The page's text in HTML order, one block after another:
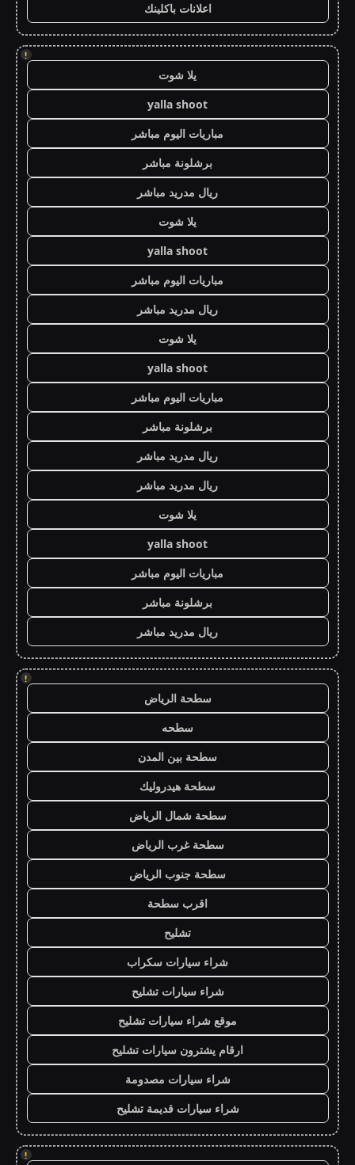
اعلانات باكلينك
!
يلا شوت
yalla shoot
مباريات اليوم مباشر
برشلونة مباشر
ريال مدريد مباشر
يلا شوت
yalla shoot
مباريات اليوم مباشر
ريال مدريد مباشر
يلا شوت
yalla shoot
مباريات اليوم مباشر
برشلونة مباشر
ريال مدريد مباشر
ريال مدريد مباشر
يلا شوت
yalla shoot
مباريات اليوم مباشر
برشلونة مباشر
ريال مدريد مباشر
!
سطحة الرياض
سطحه
سطحة بين المدن
سطحة هيدروليك
سطحة شمال الرياض
سطحة غرب الرياض
سطحة جنوب الرياض
اقرب سطحة
تشليح
شراء سيارات سكراب
شراء سيارات تشليح
موقع شراء سيارات تشليح
ارقام يشترون سيارات تشليح
شراء سيارات مصدومة
شراء سيارات قديمة تشليح
!